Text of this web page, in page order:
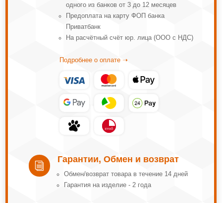
одного из банков от 3 до 12 месяцев
Предоплата на карту ФОП банка
Приватбанк
На расчётный счёт юр. лица (ООО с НДС)
Подробнее о оплате ➝
i
Гарантии, Обмен и возврат
Обмeн/вoзвpaт тoвapa в тeчeниe 14 днeй
Гарантия на изделие - 2 года